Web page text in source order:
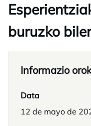
buruzko
Informazio
Data
12 de mayo de